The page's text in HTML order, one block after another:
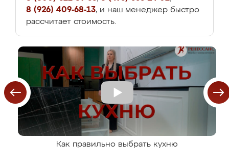
8 (926) 409-68-13, и наш менеджер быстро
рассчитает стоимость.
Как правильно выбрать кухню